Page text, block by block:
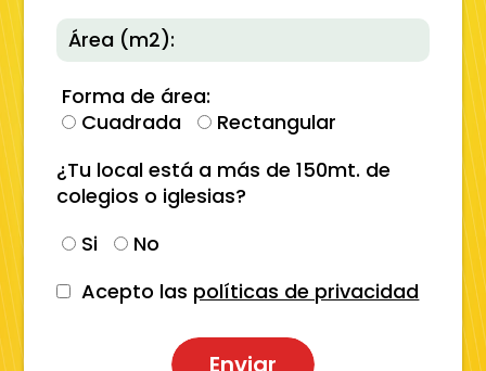
Forma de área:
Cuadrada
Rectangular
¿Tu local está a más de 150mt. de
colegios o iglesias?
Si
No
Acepto las políticas de privacidad